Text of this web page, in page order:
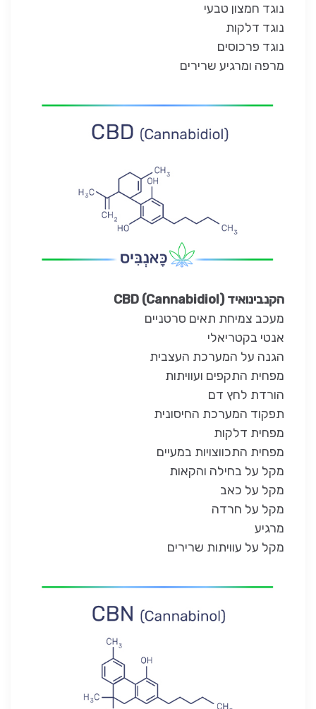
נוגד חמצון טבעי
נוגד דלקות
נוגד פרכוסים
מרפה ומרגיע שרירים
הקנבינואיד CBD (Cannabidiol)
מעכב צמיחת תאים סרטניים
אנטי בקטריאלי
הגנה על המערכת העצבית
מפחית התקפים ועוויתות
הורדת לחץ דם
תפקוד המערכת החיסונית
מפחית דלקות
מפחית התכווצויות במעיים
מקל על בחילה והקאות
מקל על כאב
מקל על חרדה
מרגיע
מקל על עוויתות שרירים